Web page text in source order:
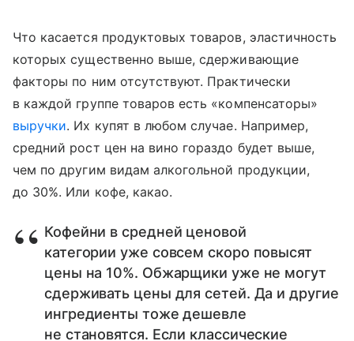
Что касается продуктовых товаров, эластичность
которых существенно выше, сдерживающие
факторы по ним отсутствуют. Практически
в каждой группе товаров есть «компенсаторы»
выручки. Их купят в любом случае. Например,
средний рост цен на вино гораздо будет выше,
чем по другим видам алкогольной продукции,
до 30%. Или кофе, какао.
Кофейни в средней ценовой
категории уже совсем скоро повысят
цены на 10%. Обжарщики уже не могут
сдерживать цены для сетей. Да и другие
ингредиенты тоже дешевле
не становятся. Если классические